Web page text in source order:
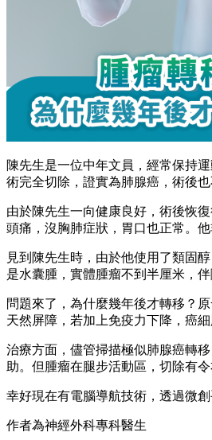
陳先生是一位中年文員，經常保持
術完全切除，證實為肺腺癌，術後也
由於陳先生一向健康良好，術後恢
頭痛，沒胸肺症狀，胃口也正常。
見到陳先生時，由於他使用了類固
是水囊腫，實體腫瘤不到半厘米，
問題來了，為什麼幾年後才轉移？
天然屏障，若加上免疫力下降，癌
治療方面，儘管掃描極似肺腺癌轉
助。但腫瘤在腿步活動區，切除有
幸好現在有電腦導航技術，透過微
作者為神經外科專科醫生